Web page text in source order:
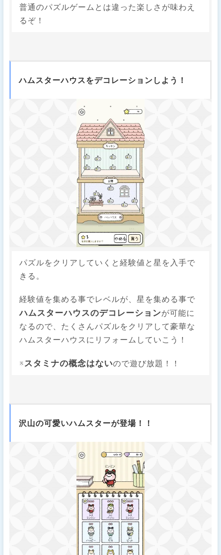
普通のパズルゲームとは違った楽しさが味わえ
るぞ！
ハムスターハウスをデコレーションしよう！
パズルをクリアしていくと経験値と星を入手で
きる。
経験値を集める事でレベルが、星を集める事で
ハムスターハウスのデコレーションが可能に
なるので、たくさんパズルをクリアして豪華な
ハムスターハウスにリフォームしていこう！
※ スタミナの概念はないので遊び放題！！
沢山の可愛いハムスターが登場！！